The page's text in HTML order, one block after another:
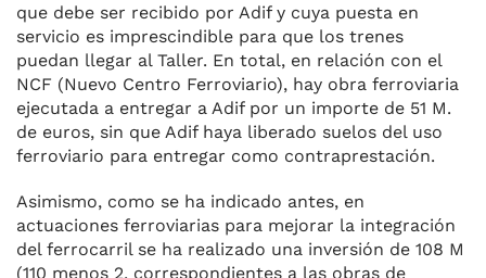
que debe ser recibido por Adif y cuya puesta en
servicio es imprescindible para que los trenes
puedan llegar al Taller. En total, en relación con el
NCF (Nuevo Centro Ferroviario), hay obra ferroviaria
ejecutada a entregar a Adif por un importe de 51 M.
de euros, sin que Adif haya liberado suelos del uso
ferroviario para entregar como contraprestación.
Asimismo, como se ha indicado antes, en
actuaciones ferroviarias para mejorar la integración
del ferrocarril se ha realizado una inversión de 108 M
(110 menos 2, correspondientes a las obras de